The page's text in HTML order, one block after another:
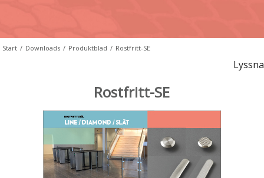
Start / Downloads / Produktblad / Rostfritt-SE
Lyssna
Rostfritt-SE